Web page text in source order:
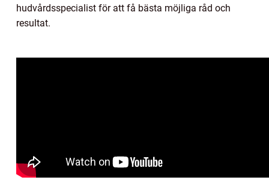
hudvårdsspecialist för att få bästa möjliga råd och
resultat.